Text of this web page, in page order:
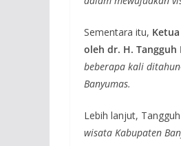
Sementara itu,
oleh dr. H. Tangguh
beberapa kali
Banyumas.
Lebih lanjut,
wisata Kabupaten